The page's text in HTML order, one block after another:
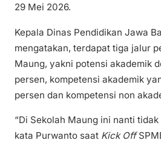
29 Mei 2026.
Kepala Dinas Pendidikan Jawa
mengatakan, terdapat tiga jalur
Maung, yakni potensi akademik
persen, kompetensi akademik
persen dan kompetensi non
“Di Sekolah Maung ini nanti
kata Purwanto saat Kick Off